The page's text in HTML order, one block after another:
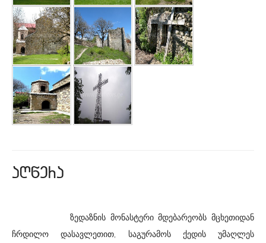
aRwera
ზედაზნის მონასტერი მდებარეობს მცხეთიდან
ჩრდილო დასავლეთით, საგურამოს ქედის უმაღლეს